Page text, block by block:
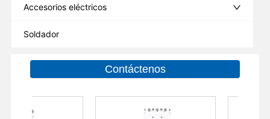
Accesorios eléctricos
Soldador
Contáctenos